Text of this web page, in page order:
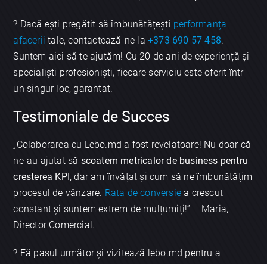
? Dacă ești pregătit să îmbunătățești performanța
afacerii tale, contactează-ne la+373 690 57 458.
Suntem aici să te ajutăm! Cu 20 de ani de experiență și
specialiști profesioniști, fiecare serviciu este oferit într-
un singur loc, garantat.
Testimoniale de Succes
„Colaborarea cu Lebo.md a fost revelatoare! Nu doar că
ne-au ajutat să scoatem metricalor de business pentru
cresterea KPI, dar am învățat și cum să ne îmbunătățim
procesul de vânzare. Rata de conversie a crescut
constant și suntem extrem de mulțumiți!” – Maria,
Director Comercial.
? Fă pasul următor și vizitează lebo.md pentru a